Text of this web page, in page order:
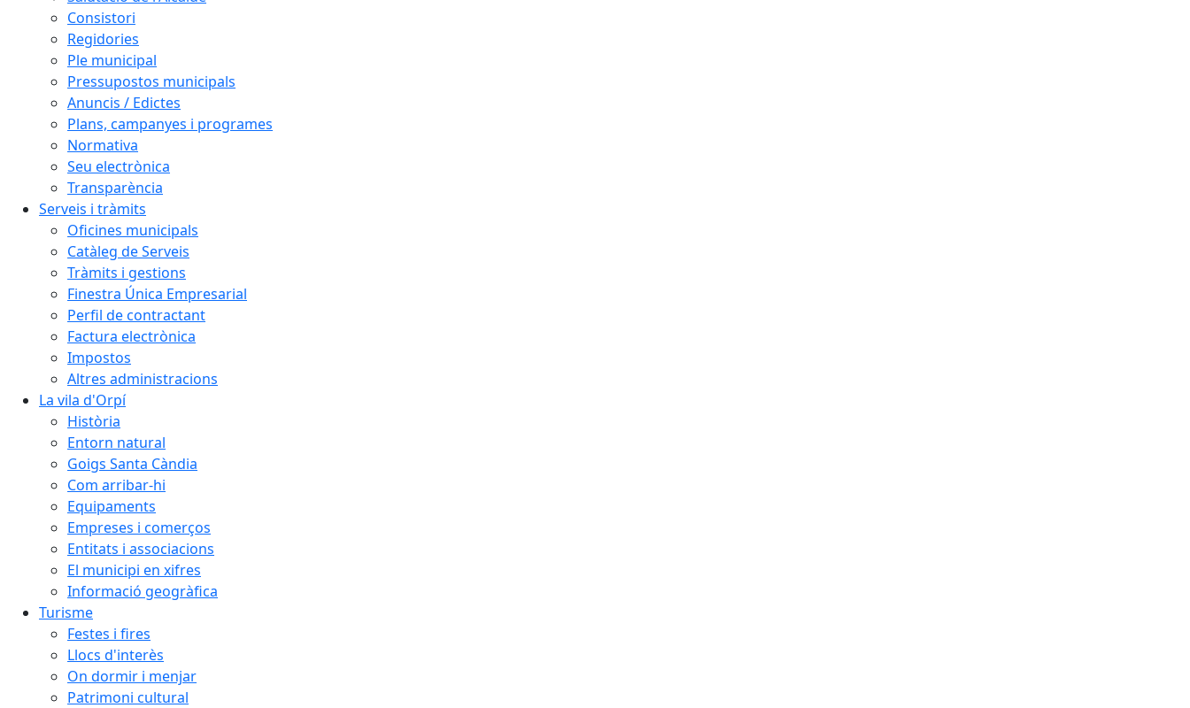
Consistori
Regidories
Ple municipal
Pressupostos municipals
Anuncis / Edictes
Plans, campanyes i programes
Normativa
Seu electrònica
Transparència
Serveis i tràmits
Oficines municipals
Catàleg de Serveis
Tràmits i gestions
Finestra Única Empresarial
Perfil de contractant
Factura electrònica
Impostos
Altres administracions
La vila d'Orpí
Història
Entorn natural
Goigs Santa Càndia
Com arribar-hi
Equipaments
Empreses i comerços
Entitats i associacions
El municipi en xifres
Informació geogràfica
Turisme
Festes i fires
Llocs d'interès
On dormir i menjar
Patrimoni cultural